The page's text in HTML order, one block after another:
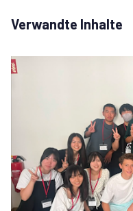
Verwandte Inhalte